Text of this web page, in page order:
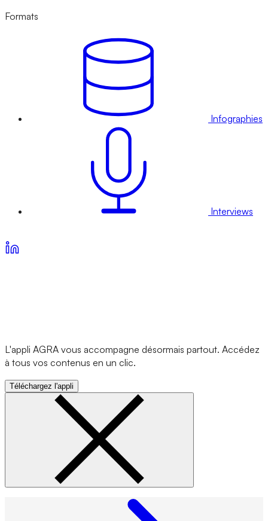
Formats
Infographies
Interviews
L'appli AGRA vous accompagne désormais partout. Accédez
à tous vos contenus en un clic.
Téléchargez l'appli